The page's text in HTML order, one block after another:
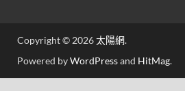
Copyright © 2026太陽網.
Powered byWordPressand HitMag.